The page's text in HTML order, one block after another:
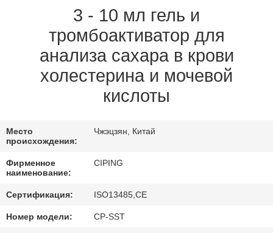
СПРОСИТЕ
ЦИТАТУ
КАРТА
PRIVACY
POLICY
3 - 10 мл гель и
тромбоактиватор для
анализа сахара в крови
холестерина и мочевой
кислоты
Место
происхождения:
Чжэцзян, Китай
Фирменное
наименование:
CIPING
Сертификация: ISO13485,CE
Номер модели: CP-SST